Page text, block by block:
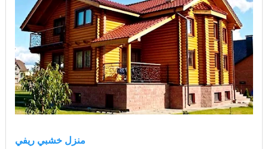
منزل خشبي ريفي